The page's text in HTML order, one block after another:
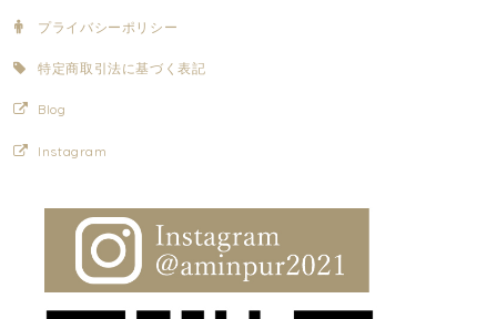
プライバシーポリシー
特定商取引法に基づく表記
Blog
Instagram